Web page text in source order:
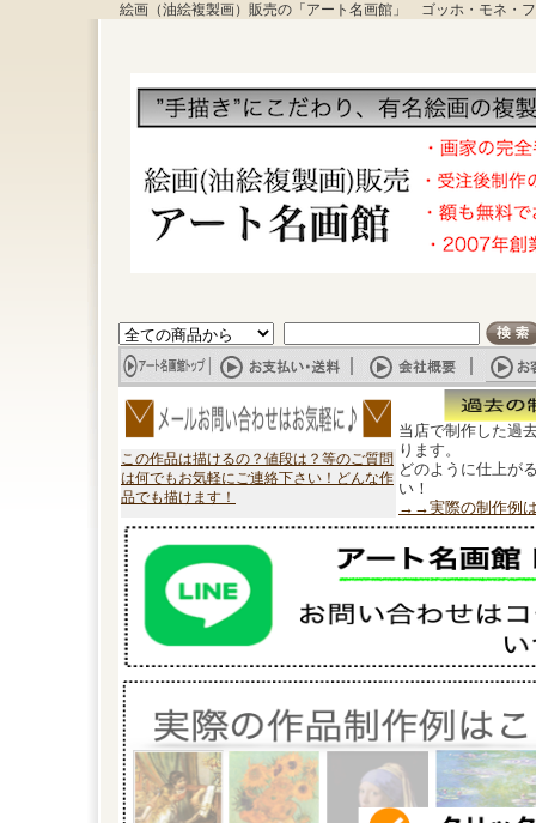
絵画（油絵複製画）販売の「アート名画館」 ゴッホ・モネ・
この作品は描けるの？値段は？等のご質問
は何でもお気軽にご連絡下さい！どんな作
品でも描けます！
当店で制作した過
ります。
どのように仕上が
い！
→→実際の制作例